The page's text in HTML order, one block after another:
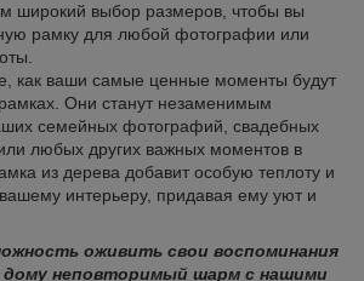
широкий выбор размеров, чтобы вы
рамку для любой фотографии или
как ваши самые ценные моменты будут
Они станут незаменимым
семейных фотографий, свадебных
любых других важных моментов в
из дерева добавит особую теплоту и
интерьеру, придавая ему уют и
оживить свои воспоминания
неповторимый шарм с нашими